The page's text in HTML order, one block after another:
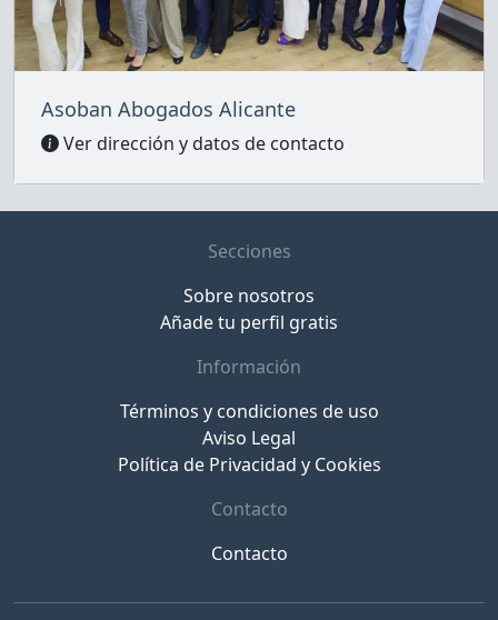
Asoban Abogados Alicante
Ver dirección y datos de contacto
Secciones
Sobre nosotros
Añade tu perfil gratis
Información
Términos y condiciones de uso
Aviso Legal
Política de Privacidad y Cookies
Contacto
Contacto